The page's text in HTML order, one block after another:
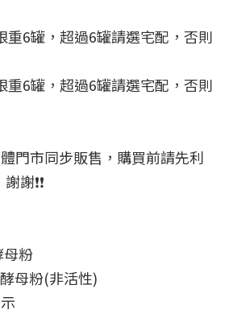
重6罐，超過6罐請選宅配，否則
重6罐，超過6罐請選宅配，否則
體門市同步販售，購買前請先利
謝❗❗
母粉
母粉(非活性)